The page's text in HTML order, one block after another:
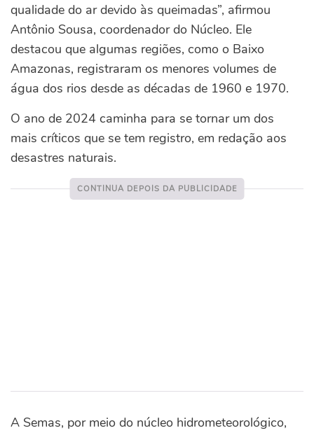
qualidade do ar devido às queimadas”, afirmou
Antônio Sousa, coordenador do Núcleo. Ele
destacou que algumas regiões, como o Baixo
Amazonas, registraram os menores volumes de
água dos rios desde as décadas de 1960 e 1970.
O ano de 2024 caminha para se tornar um dos
mais críticos que se tem registro, em redação aos
desastres naturais.
A Semas, por meio do núcleo hidrometeorológico,